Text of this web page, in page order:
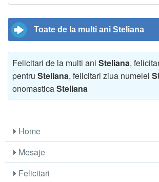
Toate de la multi ani Steliana
Felicitari de la multi ani Steliana,
pentru Steliana, felicitari ziua numelei
onomasticaSteliana
Home
Mesaje
Felicitari